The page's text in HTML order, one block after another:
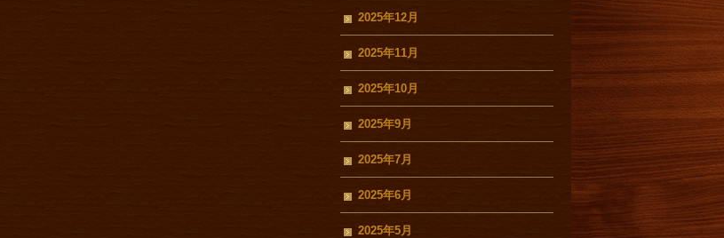
2025年12月
2025年11月
2025年10月
2025年9月
2025年7月
2025年6月
2025年5月